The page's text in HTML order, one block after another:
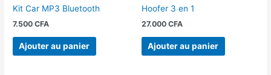
Kit Car MP3 Bluetooth
7.500CFA
Ajouter au panier
Hoofer 3 en 1
27.000 CFA
Ajouter au panier